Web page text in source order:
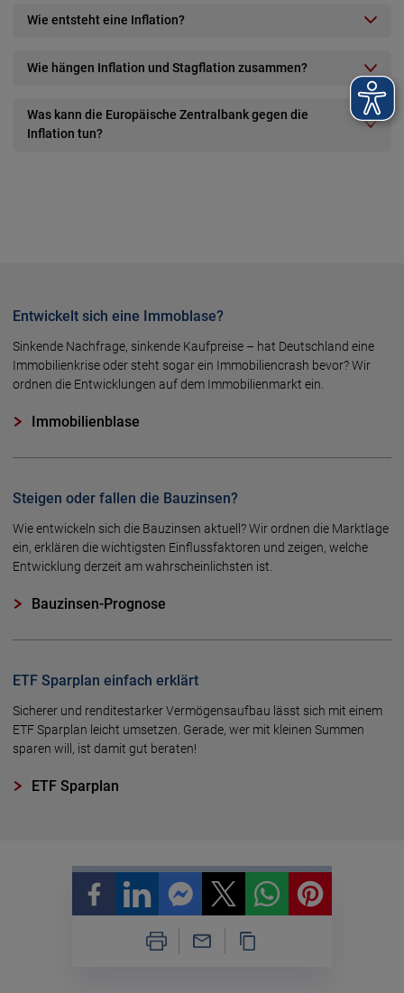
Wie entsteht eine Inflation?
Wie hängen Inflation und Stagflation zusammen?
Was kann die Europäische Zentralbank gegen die
Inflation tun?
Entwickelt sich eine Immoblase?
Sinkende Nachfrage, sinkende Kaufpreise – hat Deutschland eine
Immo­bilien­krise oder steht sogar ein Immo­bilien­crash bevor? Wir
ordnen die Ent­wick­lungen auf dem Immo­bilien­markt ein.
Immobilienblase
Steigen oder fallen die Bauzinsen?
Wie entwickeln sich die Bau­zinsen aktuell? Wir ordnen die Markt­lage
ein, erklären die wichtigsten Einfluss­faktoren und zeigen, welche
Entwicklung derzeit am wahr­scheinlichsten ist.
Bauzinsen-Prognose
ETF Sparplan einfach erklärt
Sicherer und renditestarker Vermögensaufbau lässt sich mit einem
ETF Sparplan leicht umsetzen. Gerade, wer mit kleinen Summen
sparen will, ist damit gut beraten!
ETF Sparplan